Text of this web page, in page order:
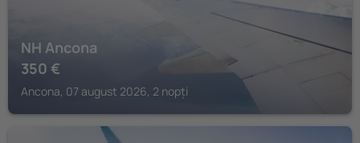
NH Ancona
350 €
Ancona, 07 august 2026, 2 nopți